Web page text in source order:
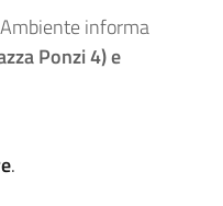
informa
Ponzi 4) e
.